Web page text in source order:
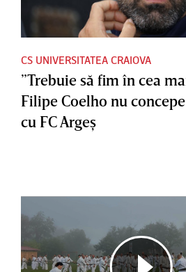
CS UNIVERSITATEA CRAIOVA
”Trebuie să fim în cea
Filipe Coelho nu
cu FC Argeş